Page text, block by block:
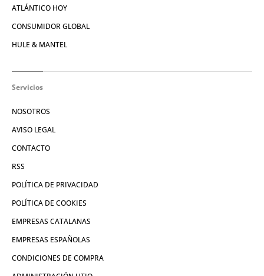
ATLÁNTICO HOY
CONSUMIDOR GLOBAL
HULE & MANTEL
Servicios
NOSOTROS
AVISO LEGAL
CONTACTO
RSS
POLÍTICA DE PRIVACIDAD
POLÍTICA DE COOKIES
EMPRESAS CATALANAS
EMPRESAS ESPAÑOLAS
CONDICIONES DE COMPRA